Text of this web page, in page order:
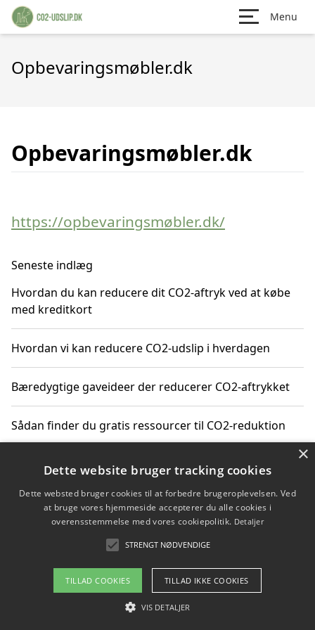
Menu
Opbevaringsmøbler.dk
Opbevaringsmøbler.dk
https://opbevaringsmøbler.dk/
Seneste indlæg
Hvordan du kan reducere dit CO2-aftryk ved at købe
med kreditkort
Hvordan vi kan reducere CO2-udslip i hverdagen
Bæredygtige gaveideer der reducerer CO2-aftrykket
Sådan finder du gratis ressourcer til CO2-reduktion
Hvordan gadgets til hjemmet kan reducere CO2-udslip
Copyright 2026 - Pilanto Aps
Om / kontakt
Blog Betingelser
×
Dette website bruger tracking cookies
Dette websted bruger cookies til at forbedre brugeroplevelsen. Ved
at bruge vores hjemmeside accepterer du alle cookies i
overensstemmelse med vores cookiepolitik. Detaljer
STRENGT NØDVENDIGE
TILLAD COOKIES TILLAD IKKE COOKIES
VIS DETALJER